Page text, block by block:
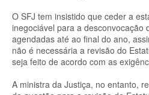
O SFJ tem insistido que ceder a
inegociável para a desconvocação
agendadas até ao final do ano,
não é necessária a revisão do
seja feito de acordo com as
A ministra da Justiça, no entanto,